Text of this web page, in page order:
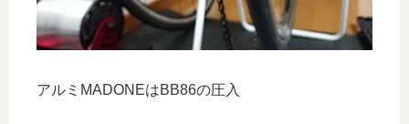
アルミMADONEはBB86の圧入